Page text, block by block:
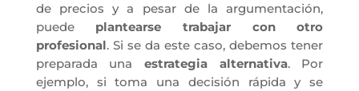
de precios y a pesar de la argumentación,
puede plantearse trabajar con otro
profesional. Si se da este caso, debemos tener
preparada una estrategia alternativa. Por
ejemplo, si toma una decisión rápida y se